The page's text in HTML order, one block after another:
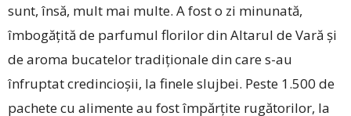
sunt, însă, mult mai multe. A fost o zi minunată,
îmbogățită de parfumul florilor din Altarul de Vară și
de aroma bucatelor tradiționale din care s-au
înfruptat credincioșii, la finele slujbei. Peste 1.500 de
pachete cu alimente au fost împărțite rugătorilor, la